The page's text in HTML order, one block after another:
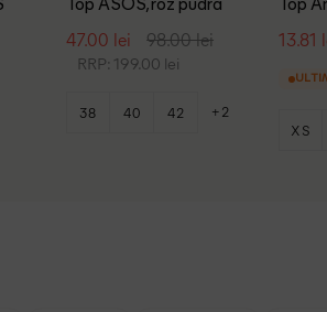
Top ASOS, roz pudra
47.00 lei 98.00 lei
RRP: 199.00 lei
38 40 42 +2
Top
13.81
XS